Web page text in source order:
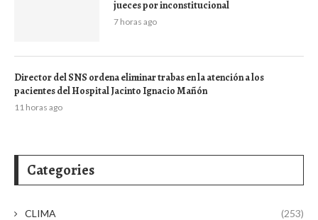
jueces por inconstitucional
7 horas ago
Director del SNS ordena eliminar trabas en la atención a los
pacientes del Hospital Jacinto Ignacio Mañón
11 horas ago
Categories
CLIMA (253)